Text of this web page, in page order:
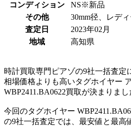
コンディション
NS※新品
その他
30mm径、レデ
査定日
2023年02月
地域
高知県
時計買取専門ピアゾの9社一括査定
相場価格よりも高いタグホイヤー
WBP2411.BA0622買取が決まりまし
今回のタグホイヤー
の9社一括査定では、最安値と最高